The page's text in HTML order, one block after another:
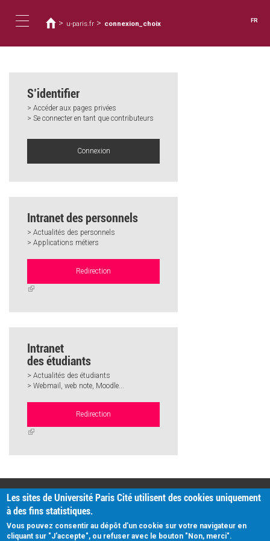
contenu
navigation
êtes
ici
> u-paris.fr > connexion_choix FR
S’identifier
> Accéder aux pages privées
> Se connecter en tant que contributeurs
Connexion
Intranet des personnels
> Actualités des personnels
> Applications métiers
Redirection
(link
Intranet
des étudiants
> Actualités des étudiants
> Webmail, web note, Moodle...
Redirection
(link
PRATIQUE
Plan d'accès
Intranet
Mentions légales
Données personnelles
Les sites de Université Paris Cité utilisent des cookies uniquement
à des fins statistiques.
Vous pouvez consentir au dépôt d'un cookie sur votre navigateur en
cliquant sur "J'accepte", ou refuser avec le bouton "Non, merci".